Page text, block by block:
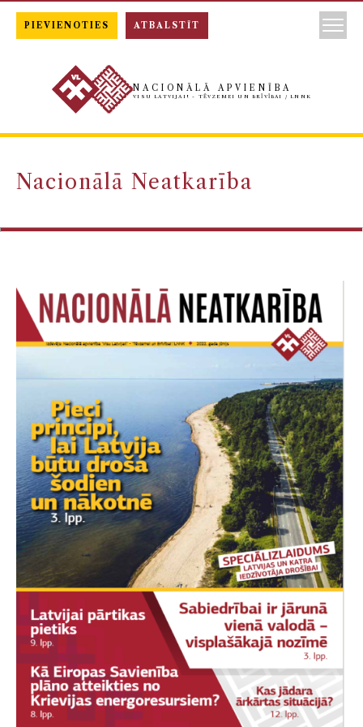
NACIONĀLĀ APVIENĪBA
VISU LATVIJAI! - TĒVZEMEI UN BRĪVĪBAI / LNNK
Nacionālā Neatkarība
PIEVIENOTIES ATBALSTĪT